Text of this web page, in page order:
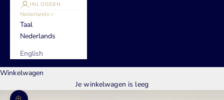
INLOGGEN
Nederlands
Taal
Nederlands
English
Winkelwagen
Je winkelwagen is leeg